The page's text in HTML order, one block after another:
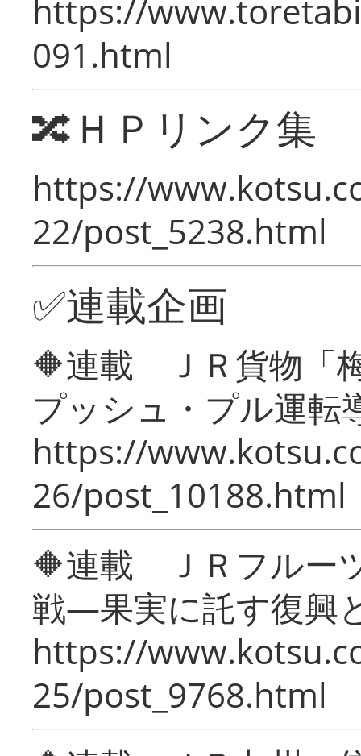
https://
091.html
🔀ＨＰリンク集
https://
22/post_5238.html
✅連載企画
🔶連載 ＪＲ貨物「
プッシュ・プル運転
https://
26/post_10188.html
🔶連載 ＪＲフルー
戦―果実に託す復興
https://
25/post_9768.html